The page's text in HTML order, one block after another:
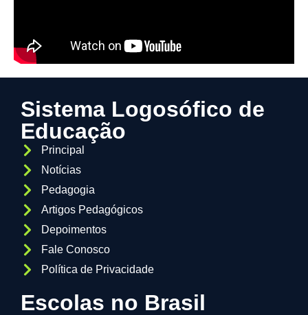
Sistema Logosófico de
Educação
Principal
Notícias
Pedagogia
Artigos Pedagógicos
Depoimentos
Fale Conosco
Política de Privacidade
Escolas no Brasil